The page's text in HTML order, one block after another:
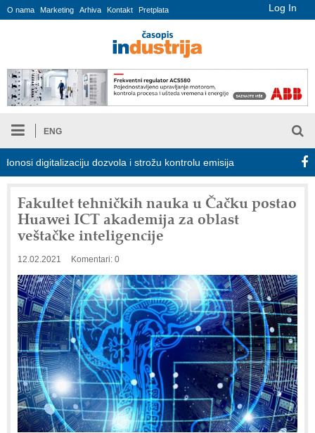
Log In
O nama Marketing Arhiva Kontakt Pretplata
ENG
digitalizaciju dozvola i strožu kontrolu emisija Proizvodnja
Fakultet tehničkih nauka u Čačku postao
Huawei ICT akademija za oblast
veštačke inteligencije
12.02.2021 Komentari: 0